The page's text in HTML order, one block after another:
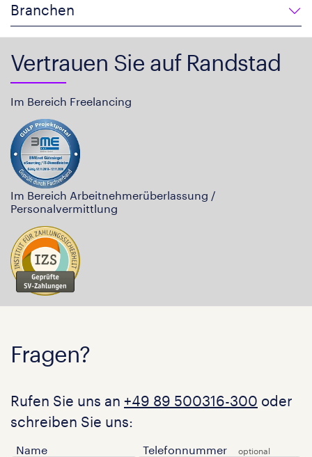
Branchen
Vertrauen Sie auf Randstad
Im Bereich Freelancing
Im Bereich Arbeitnehmerüberlassung /
Personalvermittlung
Fragen?
Rufen Sie uns an +49 89 500316-300 oder
schreiben Sie uns:
Name Telefonnummer